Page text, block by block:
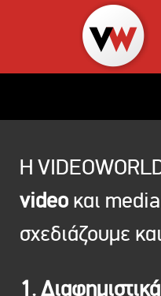
Η
video και
σχεδιάζουμε
1.